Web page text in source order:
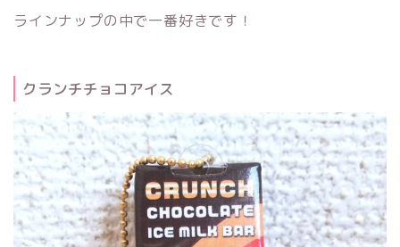
ラインナップの中で一番好きです！
クランチチョコアイス